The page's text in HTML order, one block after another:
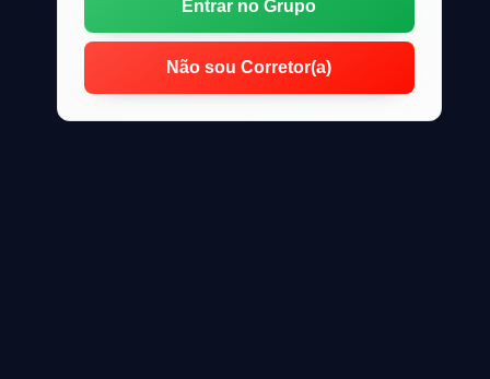
Entrar no Grupo
Não sou Corretor(a)